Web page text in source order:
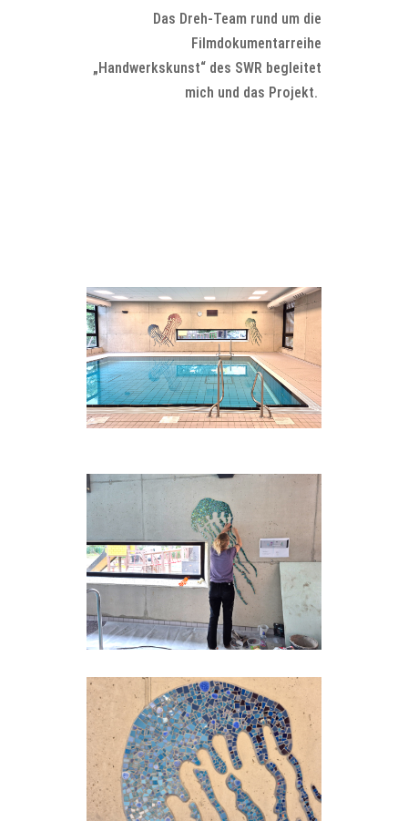
Das Dreh-Team rund um die
Filmdokumentarreihe
„Handwerkskunst“ des SWR begleitet
mich und das Projekt.